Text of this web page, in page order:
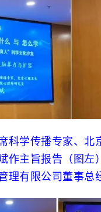
学传播专家、北
作主旨报告（图左
理有限公司董事总